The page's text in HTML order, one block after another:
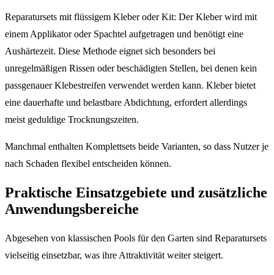
Reparatursets mit flüssigem Kleber oder Kit: Der Kleber wird mit
einem Applikator oder Spachtel aufgetragen und benötigt eine
Aushärtezeit. Diese Methode eignet sich besonders bei
unregelmäßigen Rissen oder beschädigten Stellen, bei denen kein
passgenauer Klebestreifen verwendet werden kann. Kleber bietet
eine dauerhafte und belastbare Abdichtung, erfordert allerdings
meist geduldige Trocknungszeiten.
Manchmal enthalten Komplettsets beide Varianten, so dass Nutzer je
nach Schaden flexibel entscheiden können.
Praktische Einsatzgebiete und zusätzliche
Anwendungsbereiche
Abgesehen von klassischen Pools für den Garten sind Reparatursets
vielseitig einsetzbar, was ihre Attraktivität weiter steigert.